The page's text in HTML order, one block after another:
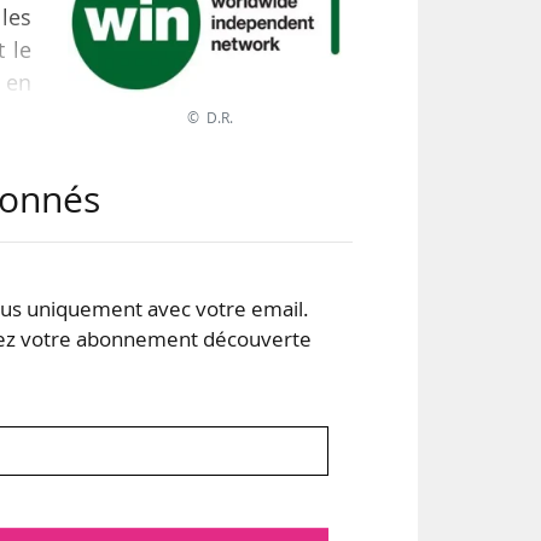
le
© D.R.
uniquement avec votre email.
votre abonnement découverte